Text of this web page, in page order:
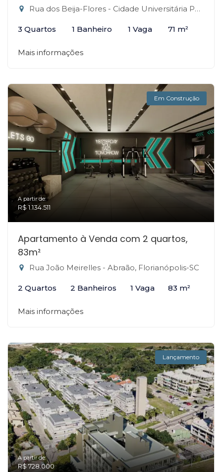
Rua dos Beija-Flores - Cidade Universitária Pedra Branca, Palhoça-SC
3 Quartos 1 Banheiro 1 Vaga 71 m²
Mais informações
Em Construção
A partir de:
R$ 1.134.511
Apartamento à Venda com 2 quartos,
83m²
Rua João Meirelles - Abraão, Florianópolis-SC
2 Quartos 2 Banheiros 1 Vaga 83 m²
Mais informações
Lançamento
A partir de:
R$ 728.000